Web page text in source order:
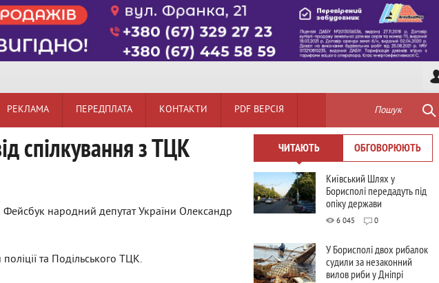
РЕКЛАМА ПЕРЕДПЛАТА КОНТАКТИ PDF ВЕРСІЯ Пошук
спілкування з ТЦК
Фейсбук народний депутат України Олександр
та Подільського ТЦК.
ЧИТАЮТЬ ОБГОВОРЮЮТЬ
Київський Шлях у
Борисполі передадуть під
опіку держави
6 045 0
У Борисполі двох рибалок
судили за незаконний
вилов риби у Дніпрі